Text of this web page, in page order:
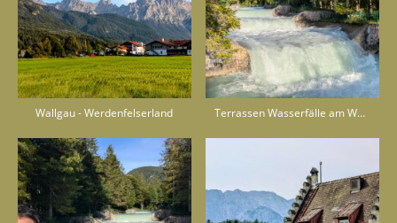
Wallgau - Werdenfelserland Terrassen Wasserfälle am Walchensee